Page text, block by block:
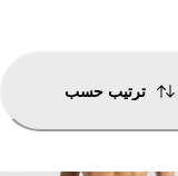
ترتيب حسب